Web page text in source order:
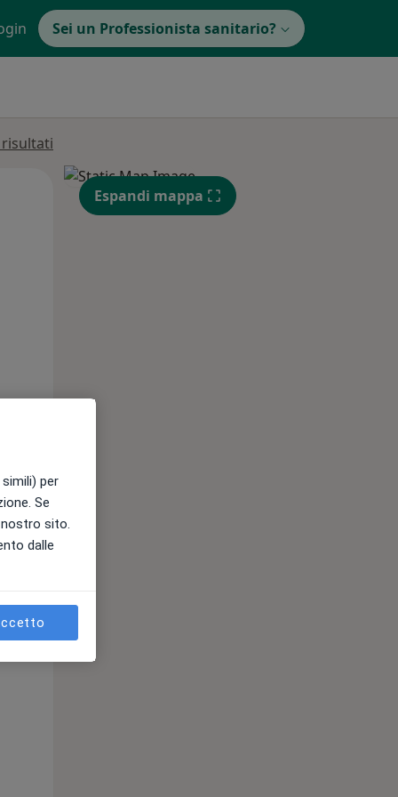
Sei un Professionista sanitario?
Gio, Ven,
14 Ago
Mer,
12 Ago
Espandi mappa
per
Se
sito.
dalle